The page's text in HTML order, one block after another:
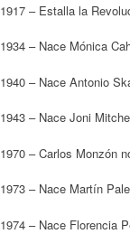
1917 – Estalla la
1934 – Nace Mónica
1940 – Nace Antonio
1943 – Nace Joni
1970 – Carlos Monzón
1973 – Nace Martín
1974 – Nace Florencia